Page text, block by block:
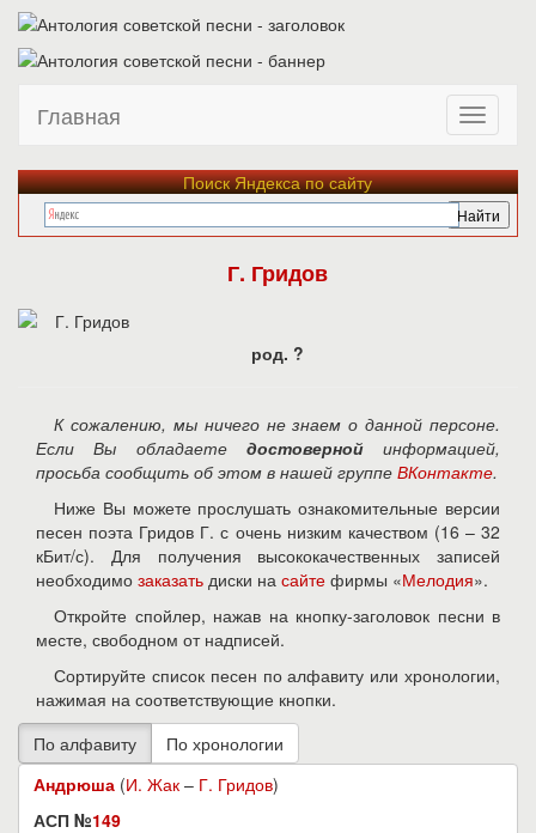
Главная
Поиск Яндекса по сайту
Г. Гридов
род. ?
К сожалению, мы ничего не знаем о данной персоне.
Если Вы обладаете достовернойинформацией,
просьба сообщить об этом в нашей группе ВКонтакте.
Ниже Вы можете прослушать ознакомительные версии
песен поэта Гридов Г. с очень низким качеством (16 – 32
кБит/с). Для получения высококачественных записей
необходимо заказать диски на сайте фирмы «Мелодия».
Откройте спойлер, нажав на кнопку-заголовок песни в
месте, свободном от надписей.
Сортируйте список песен по алфавиту или хронологии,
нажимая на соответствующие кнопки.
Андрюша (И. Жак – Г. Гридов)
АСП №149